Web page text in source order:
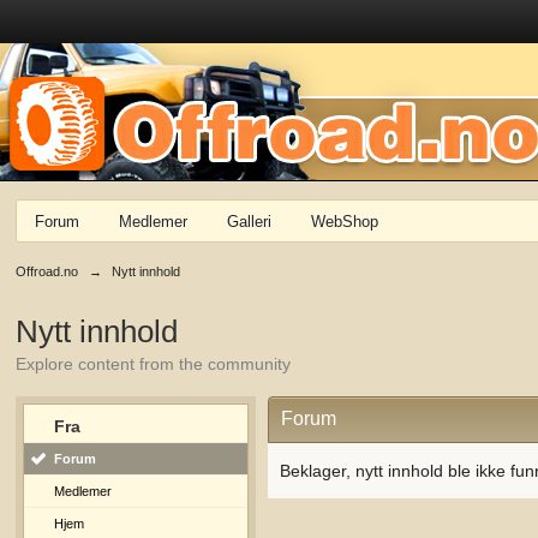
Forum Medlemer Galleri WebShop
Offroad.no → Nytt innhold
Nytt innhold
Explore content from the community
Fra
Forum
Medlemer
Hjem
Forum
Beklager, nytt innhold ble ikke